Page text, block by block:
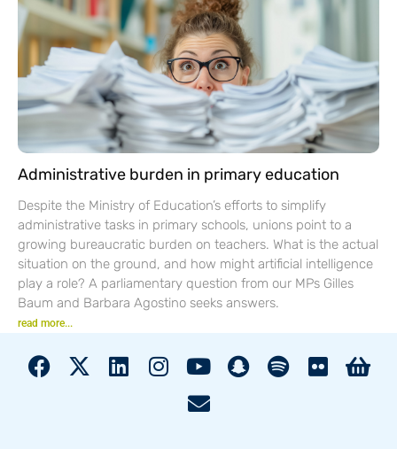
Administrative burden in primary education
Despite the Ministry of Education’s efforts to simplify
administrative tasks in primary schools, unions point to a
growing bureaucratic burden on teachers. What is the actual
situation on the ground, and how might artificial intelligence
play a role? A parliamentary question from our MPs Gilles
Baum and Barbara Agostino seeks answers.
read more...